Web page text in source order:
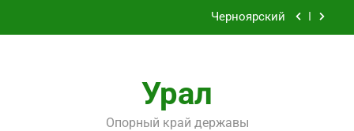
Черноярский
Староуткинск
Урал
Опорный край державы